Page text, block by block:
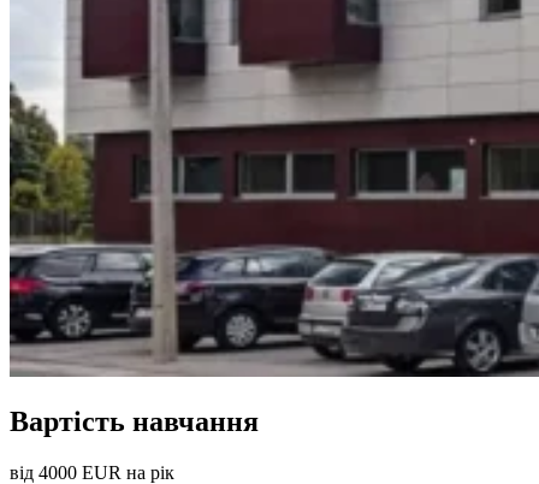
Вартість навчання
від 4000 EUR на рік